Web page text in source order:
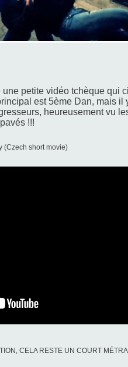
petite vidéo tchèque qui
est 5ème Dan, mais il
heureusement vu
pavés !!!
(Czech short movie)
CELA RESTE UN COURT